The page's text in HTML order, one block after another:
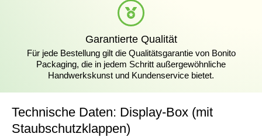
Garantierte Qualität
Für jede Bestellung gilt die Qualitätsgarantie von Bonito
Packaging, die in jedem Schritt außergewöhnliche
Handwerkskunst und Kundenservice bietet.
Technische Daten: Display-Box (mit
Staubschutzklappen)